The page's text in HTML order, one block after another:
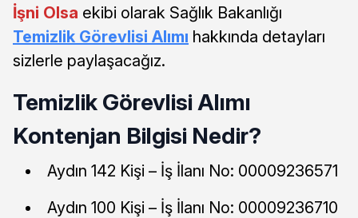
İşni Olsa ekibi olarak Sağlık Bakanlığı
Temizlik Görevlisi Alımı hakkında detayları
sizlerle paylaşacağız.
Temizlik Görevlisi Alımı
Kontenjan Bilgisi Nedir?
Aydın 142 Kişi – İş İlanı No: 00009236571
Aydın 100 Kişi – İş İlanı No: 00009236710